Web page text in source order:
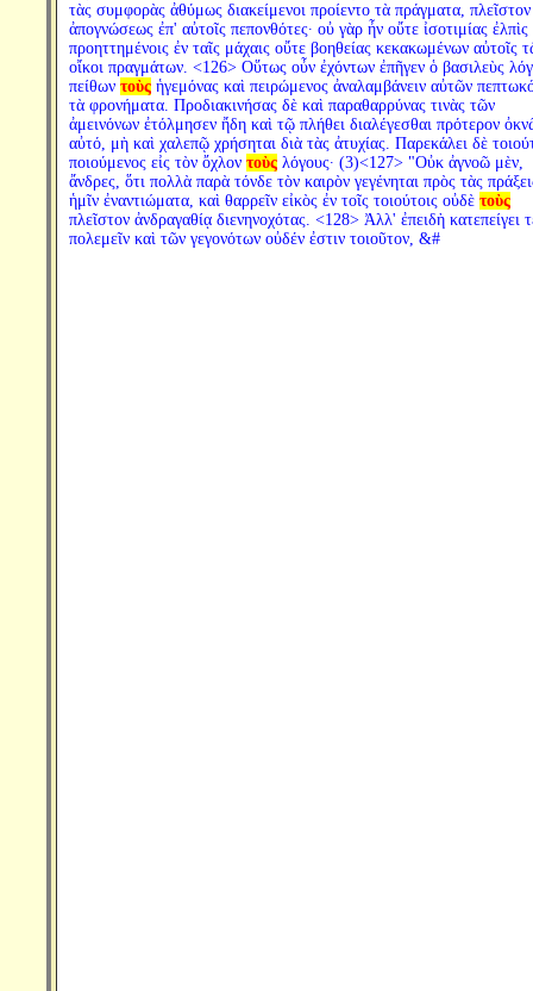
τὰς συμφορὰς ἀθύμως διακείμενοι προίεντο τὰ πράγματα, πλεῖστον
ἀπογνώσεως ἐπ' αὐτοῖς πεπονθότες· οὐ γὰρ ἦν οὔτε ἰσοτιμίας ἐλπὶς
προηττημένοις ἐν ταῖς μάχαις οὔτε βοηθείας κεκακωμένων αὐτοῖς
οἴκοι πραγμάτων. <126> Οὕτως οὖν ἐχόντων ἐπῆγεν ὁ βασιλεὺς
πείθων τοὺςἡγεμόνας καὶ πειρώμενος ἀναλαμβάνειν αὐτῶν
τὰ φρονήματα. Προδιακινήσας δὲ καὶ παραθαρρύνας τινὰς τῶν
ἀμεινόνων ἐτόλμησεν ἤδη καὶ τῷ πλήθει διαλέγεσθαι πρότερον
αὐτό, μὴ καὶ χαλεπῷ χρήσηται διὰ τὰς ἀτυχίας. Παρεκάλει δὲ
ποιούμενος εἰς τὸν ὄχλον τοὺςλόγους· (3)<127> "Οὐκ ἀγνοῶ μὲν,
ἄνδρες, ὅτι πολλὰ παρὰ τόνδε τὸν καιρὸν γεγένηται πρὸς τὰς
ἡμῖν ἐναντιώματα, καὶ θαρρεῖν εἰκὸς ἐν τοῖς τοιούτοις οὐδὲ τοὺς
πλεῖστον ἀνδραγαθίᾳ διενηνοχότας. <128> Ἀλλ' ἐπειδὴ κατεπείγει
πολεμεῖν καὶ τῶν γεγονότων οὐδέν ἐστιν τοιοῦτον, &#